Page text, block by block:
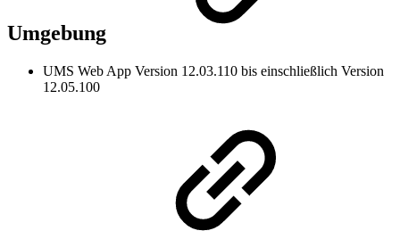
Umgebung
UMS Web App Version 12.03.110 bis einschließlich Version
12.05.100